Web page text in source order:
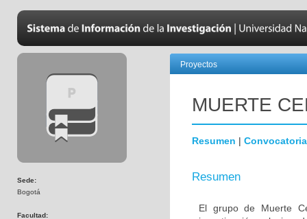
Sede:
Bogotá
Facultad:
Proyectos
MUERTE
Resumen | Convocatoria
Resumen
El grupo de Muerte